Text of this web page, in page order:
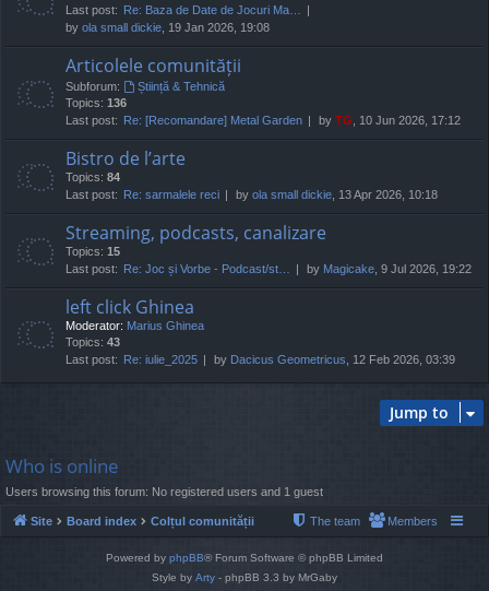
Last post: Re: Baza de Date de Jocuri Ma…
by ola small dickie , 19 Jan 2026, 19:08
Articolele comunității
Subforum:
Știință & Tehnică
Topics: 136
Last post: Re: [Recomandare] Metal Garden by TG , 10 Jun 2026, 17:12
Bistro de l’arte
Topics: 84
Last post: Re: sarmalele reci by ola small dickie , 13 Apr 2026, 10:18
Streaming, podcasts, canalizare
Topics: 15
Last post: Re: Joc și Vorbe - Podcast/st… by Magicake , 9 Jul 2026, 19:22
left click Ghinea
Moderator: Marius Ghinea
Topics: 43
Last post: Re: iulie_2025 by Dacicus Geometricus , 12 Feb 2026, 03:39
Jump to
Who is online
Users browsing this forum: No registered users and 1 guest
Site Board index Colțul comunității Members
The team
Powered by phpBB® Forum Software © phpBB Limited
Style by Arty - phpBB 3.3 by MrGaby